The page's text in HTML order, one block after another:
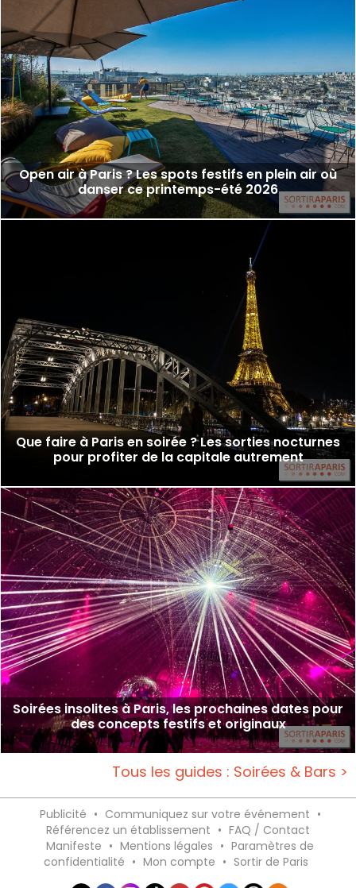
Open air à Paris ? Les spots festifs en plein air où
danser ce printemps-été 2026
Que faire à Paris en soirée ? Les sorties nocturnes
pour profiter de la capitale autrement
Soirées insolites à Paris, les prochaines dates pour
des concepts festifs et originaux
Tous les guides : Soirées & Bars >
Publicité • Communiquez sur votre événement •
Référencez un établissement • FAQ / Contact
Manifeste • Mentions légales • Paramètres de
confidentialité • Mon compte • Sortir de Paris